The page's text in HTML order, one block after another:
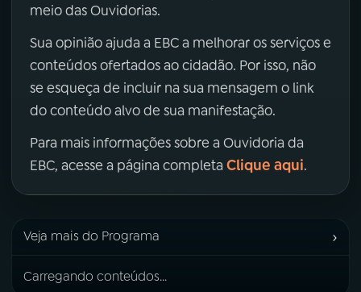
meio das Ouvidorias.
Sua opinião ajuda a EBC a melhorar os serviços e
conteúdos ofertados ao cidadão. Por isso, não
se esqueça de incluir na sua mensagem o link
do conteúdo alvo de sua manifestação.
Para mais informações sobre a Ouvidoria da
EBC, acesse a página completa Clique aqui.
Veja mais do Programa ›
Carregando conteúdos...